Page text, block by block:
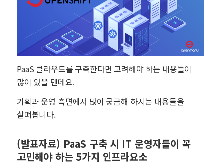
PaaS 클라우드를 구축한다면 고려해야 하는 내용들이
많이 있을 텐데요.
기획과 운영 측면에서 많이 궁금해 하시는 내용들을
살펴봅니다.
(발표자료) PaaS 구축 시 IT 운영자들이 꼭
고민해야 하는 5가지 인프라요소